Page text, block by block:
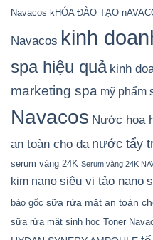
Navacos kHÓA ĐÀO TẠO
Navacos kinh
spa hiệu quả kinh
marketing spa mỹ phẩm
Navacos Nước hoa
an toàn cho da nước tẩy
serum vàng 24K Serum vàng 24K
kim nano siêu vi tảo nano
bào gốc sữa rửa mặt an toàn
sữa rửa mặt sinh học Toner